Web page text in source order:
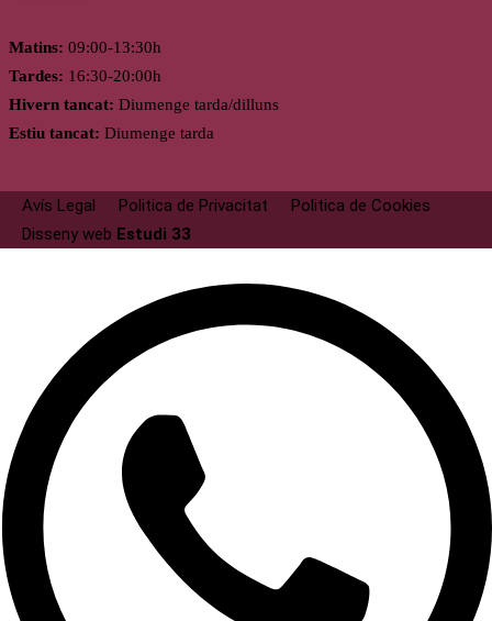
Matins: 09:00-13:30h
Tardes: 16:30-20:00h
Hivern tancat: Diumenge tarda/dilluns
Estiu tancat: Diumenge tarda
Avís Legal Politica de Privacitat
Politica de Cookies
Disseny web Estudi 33